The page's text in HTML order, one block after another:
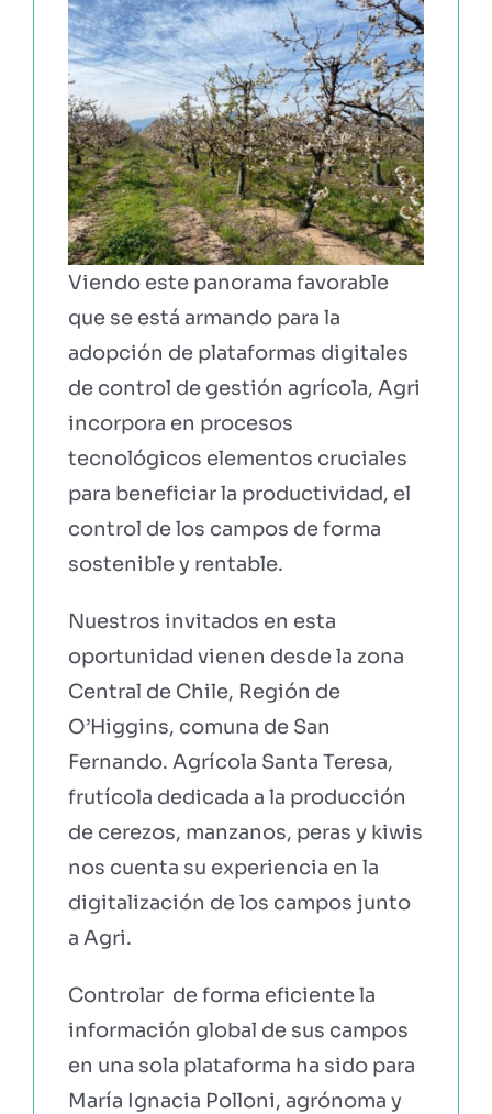
Viendo este panorama favorable
que se está armando para la
adopción de plataformas digitales
de control de gestión agrícola, Agri
incorpora en procesos
tecnológicos elementos cruciales
para beneficiar la productividad, el
control de los campos de forma
sostenible y rentable.
Nuestros invitados en esta
oportunidad vienen desde la zona
Central de Chile, Región de
O’Higgins, comuna de San
Fernando. Agrícola Santa Teresa,
frutícola dedicada a la producción
de cerezos, manzanos, peras y kiwis
nos cuenta su experiencia en la
digitalización de los campos junto
a Agri.
Controlar de forma eficiente la
información global de sus campos
en una sola plataforma ha sido para
María Ignacia Polloni, agrónoma y